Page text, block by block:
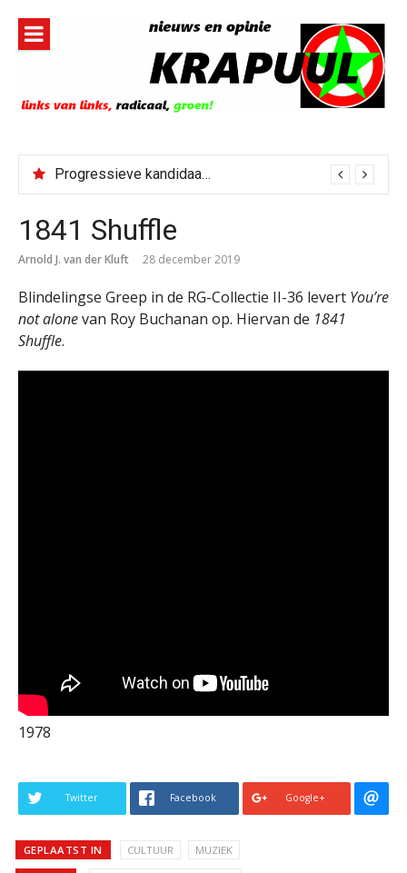
inhoud
Progressieve kandidaat El-Sayed senaatskandidaat Michigan
1841 Shuffle
Arnold J. van der Kluft 28 december 2019
Blindelingse Greep in de RG-Collectie II-36 levert You’re
not alonevan Roy Buchanan op. Hiervan de 1841
Shuffle.
1978
Twitter Facebook Google+
GEPLAATST IN CULTUUR MUZIEK